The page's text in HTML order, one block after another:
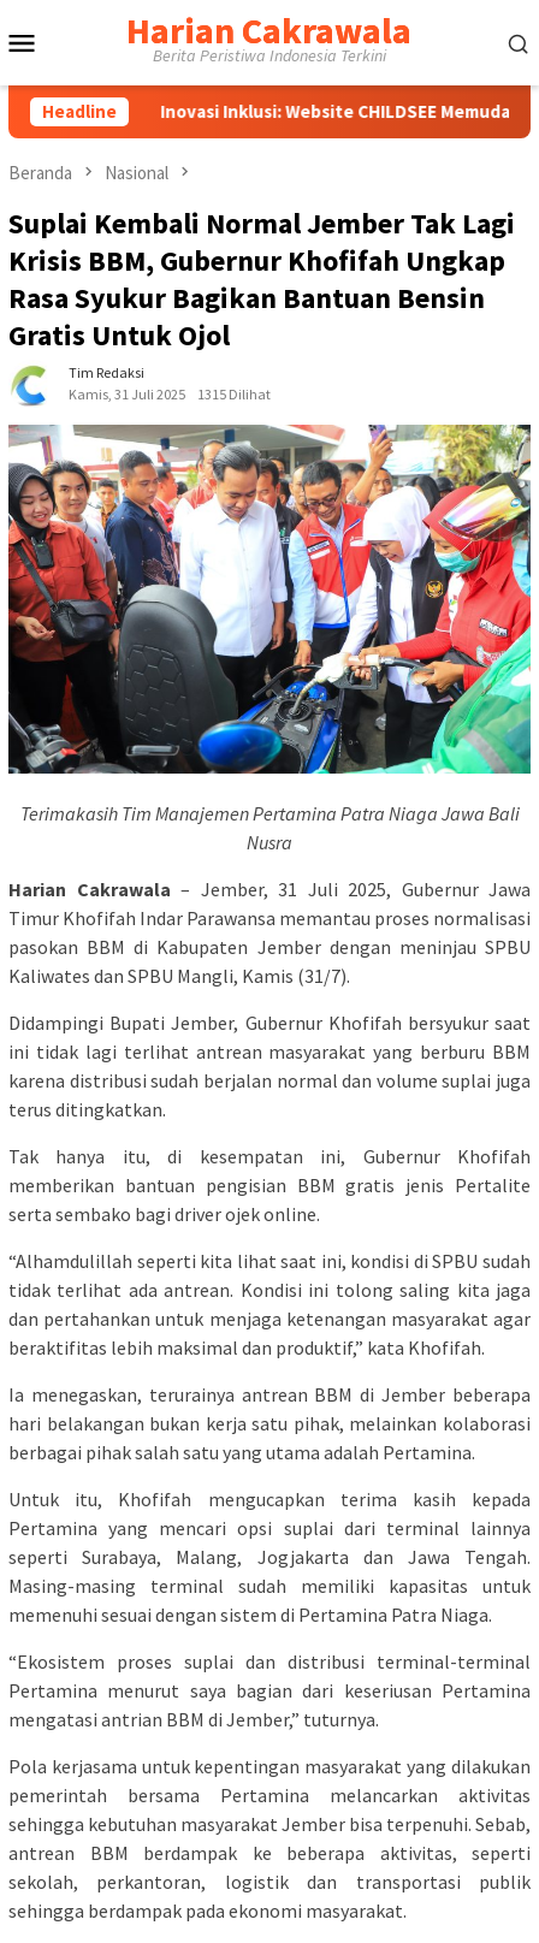
ke
Harian Cakrawala
Berita Peristiwa Indonesia Terkini
Headline
Inovasi Inklusi: Website CHILDSEE Memudahkan Guru SD
Beranda Nasional
Suplai Kembali Normal Jember Tak Lagi
Krisis BBM, Gubernur Khofifah Ungkap
Rasa Syukur Bagikan Bantuan Bensin
Gratis Untuk Ojol
Tim Redaksi
Kamis, 31 Juli 2025
1315 Dilihat
Terimakasih Tim Manajemen Pertamina Patra Niaga Jawa Bali
Nusra
Harian Cakrawala – Jember, 31 Juli 2025, Gubernur Jawa
Timur Khofifah Indar Parawansa memantau proses normalisasi
pasokan BBM di Kabupaten Jember dengan meninjau SPBU
Kaliwates dan SPBU Mangli, Kamis (31/7).
Didampingi Bupati Jember, Gubernur Khofifah bersyukur saat
ini tidak lagi terlihat antrean masyarakat yang berburu BBM
karena distribusi sudah berjalan normal dan volume suplai juga
terus ditingkatkan.
Tak hanya itu, di kesempatan ini, Gubernur Khofifah
memberikan bantuan pengisian BBM gratis jenis Pertalite
serta sembako bagi driver ojek online.
“Alhamdulillah seperti kita lihat saat ini, kondisi di SPBU sudah
tidak terlihat ada antrean. Kondisi ini tolong saling kita jaga
dan pertahankan untuk menjaga ketenangan masyarakat agar
beraktifitas lebih maksimal dan produktif,” kata Khofifah.
Ia menegaskan, terurainya antrean BBM di Jember beberapa
hari belakangan bukan kerja satu pihak, melainkan kolaborasi
berbagai pihak salah satu yang utama adalah Pertamina.
Untuk itu, Khofifah mengucapkan terima kasih kepada
Pertamina yang mencari opsi suplai dari terminal lainnya
seperti Surabaya, Malang, Jogjakarta dan Jawa Tengah.
Masing-masing terminal sudah memiliki kapasitas untuk
memenuhi sesuai dengan sistem di Pertamina Patra Niaga.
“Ekosistem proses suplai dan distribusi terminal-terminal
Pertamina menurut saya bagian dari keseriusan Pertamina
mengatasi antrian BBM di Jember,” tuturnya.
Pola kerjasama untuk kepentingan masyarakat yang dilakukan
pemerintah bersama Pertamina melancarkan aktivitas
sehingga kebutuhan masyarakat Jember bisa terpenuhi. Sebab,
antrean BBM berdampak ke beberapa aktivitas, seperti
sekolah, perkantoran, logistik dan transportasi publik
sehingga berdampak pada ekonomi masyarakat.